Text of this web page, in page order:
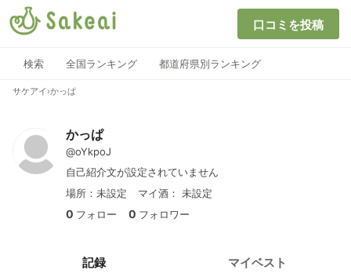
口コミを投稿
検索 全国ランキング 都道府県別ランキング
サケアイ ›かっぱ
かっぱ
@oYkpoJ
自己紹介文が設定されていません
場所：未設定
マイ酒： 未設定
0 フォロー 0 フォロワー
記録 マイベスト